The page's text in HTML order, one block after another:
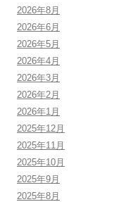
2026年8月
2026年6月
2026年5月
2026年4月
2026年3月
2026年2月
2026年1月
2025年12月
2025年11月
2025年10月
2025年9月
2025年8月